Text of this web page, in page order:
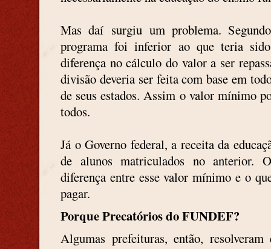
Mas daí surgiu um problema.
programa foi inferior ao que teria
diferença no cálculo do valor a ser
divisão deveria ser feita com base em
de seus estados. Assim o valor mínimo
todos.
Já o Governo federal, a receita da
de alunos matriculados no anterior.
diferença entre esse valor mínimo e o
pagar.
Porque Precatórios do FUNDEF?
Algumas prefeituras, então,